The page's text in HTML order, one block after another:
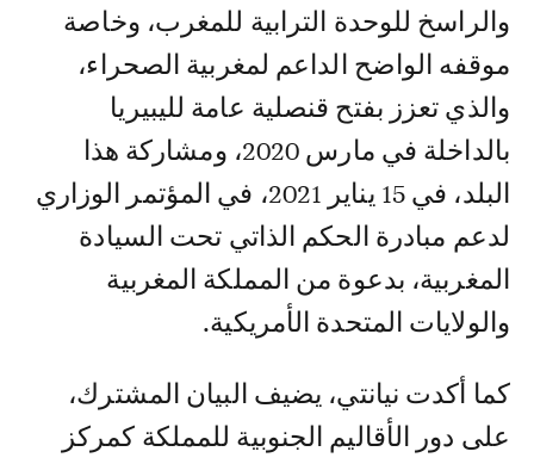
والراسخ للوحدة الترابية للمغرب، وخاصة
موقفه الواضح الداعم لمغربية الصحراء،
والذي تعزز بفتح قنصلية عامة لليبيريا
بالداخلة في مارس 2020، ومشاركة هذا
البلد، في 15 يناير 2021، في المؤتمر الوزاري
لدعم مبادرة الحكم الذاتي تحت السيادة
المغربية، بدعوة من المملكة المغربية
والولايات المتحدة الأمريكية.
كما أكدت نيانتي، يضيف البيان المشترك،
على دور الأقاليم الجنوبية للمملكة كمركز